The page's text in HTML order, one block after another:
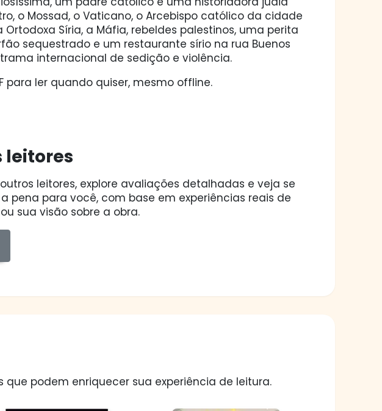
o Mossad, o Vaticano, o Arcebispo católico da cidade
Ortodoxa Síria, a Máfia, rebeldes palestinos, uma perita
sequestrado e um restaurante sírio na rua Buenos
internacional de sedição e violência.
para ler quando quiser, mesmo offline.
leitores
leitores, explore avaliações detalhadas e veja se
pena para você, com base em experiências reais de
sua visão sobre a obra.
podem enriquecer sua experiência de leitura.